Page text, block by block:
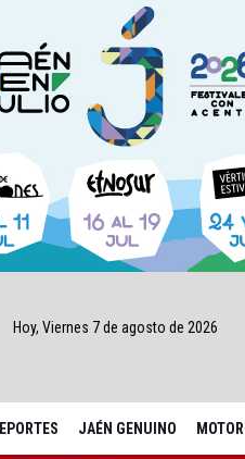
Hoy, Viernes 7 de agosto de 2026
JAÉN GENUINO MOTOR